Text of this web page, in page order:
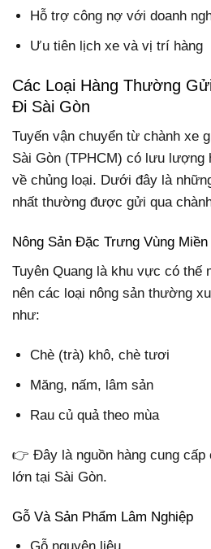
Hỗ trợ công nợ với doanh
Ưu tiên lịch xe và vị trí hàng
Các Loại Hàng Thường
Đi Sài Gòn
Tuyến vận chuyển từ chành xe
Sài Gòn (TPHCM) có lưu lượng
về chủng loại. Dưới đây là
nhất thường được gửi qua
Nông Sản Đặc Trưng Vùng Miền
Tuyên Quang là khu vực có thế
nên các loại nông sản thường
như:
Chè (trà) khô, chè tươi
Măng, nấm, lâm sản
Rau củ quả theo mùa
👉 Đây là nguồn hàng cung
lớn tại Sài Gòn.
Gỗ Và Sản Phẩm Lâm Nghiệp